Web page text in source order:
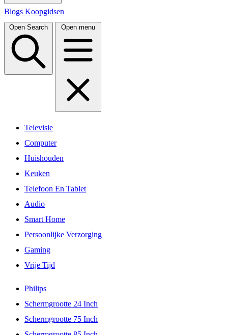
Blogs Koopgidsen
Open Search Open menu
Televisie
Computer
Huishouden
Keuken
Telefoon En Tablet
Audio
Smart Home
Persoonlijke Verzorging
Gaming
Vrije Tijd
Philips
Schermgrootte 24 Inch
Schermgrootte 75 Inch